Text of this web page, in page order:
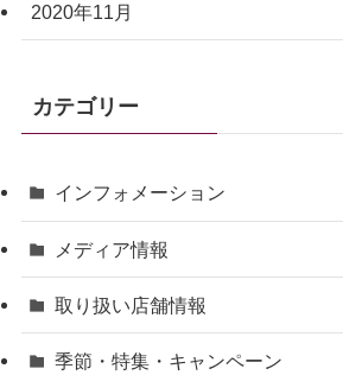
2020年11月
カテゴリー
インフォメーション
メディア情報
取り扱い店舗情報
季節・特集・キャンペーン